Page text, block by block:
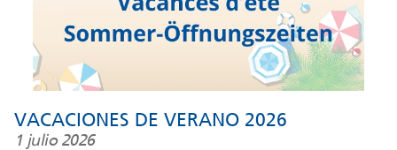
VACACIONES DE VERANO 2026
1 julio 2026